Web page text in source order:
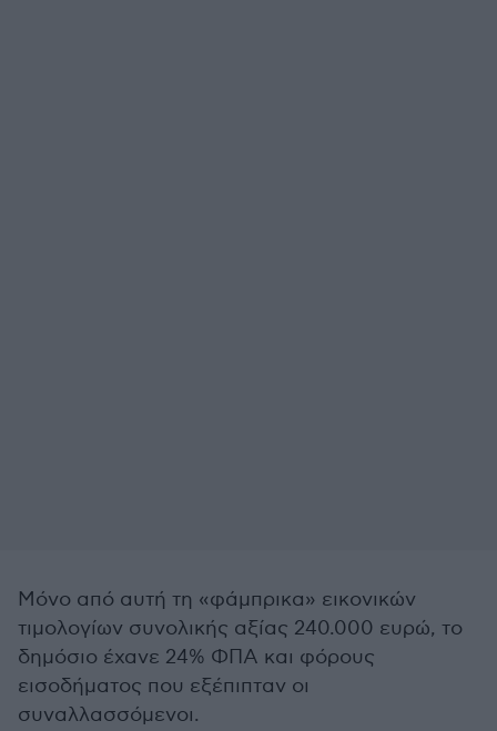
Μόνο από αυτή τη «φάμπρικα» εικονικών
τιμολογίων συνολικής αξίας 240.000 ευρώ, το
δημόσιο έχανε 24% ΦΠΑ και φόρους
εισοδήματος που εξέπιπταν οι
συναλλασσόμενοι.